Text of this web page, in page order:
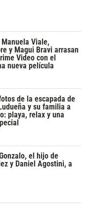
Viale,
y Magui Bravi arrasan
Video con el
nueva película
de la escapada de
y su familia a
playa, relax y una
el hijo de
y Daniel Agostini, a